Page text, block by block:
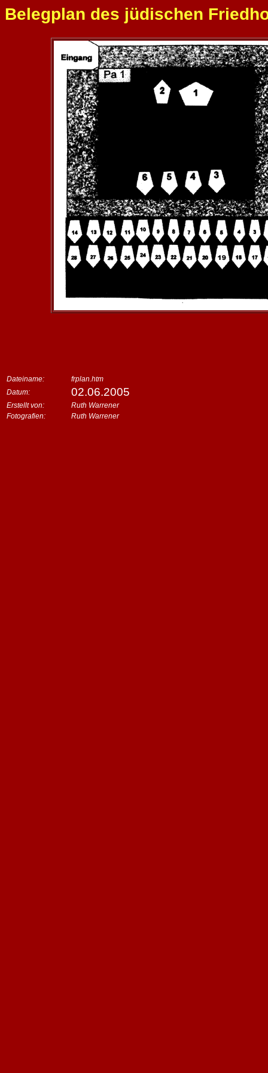
Belegplan des jüdischen
Dateiname:
frplan.htm
Datum:
02.06.2005
Erstellt von:
Ruth Warrener
Fotografien:
Ruth Warrener